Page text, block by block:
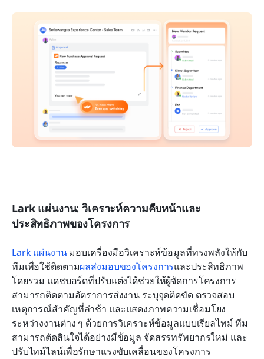
Lark แผ่นงาน: วิเคราะห์ความคืบหน้าและ
ประสิทธิภาพของโครงการ
Lark แผ่นงาน มอบเครื่องมือวิเคราะห์ข้อมูลที่ทรงพลังให้กับ
ทีมเพื่อใช้ติดตามผลส่งมอบของโครงการและประสิทธิภาพ
โดยรวม แดชบอร์ดที่ปรับแต่งได้ช่วยให้ผู้จัดการโครงการ
สามารถติดตามอัตราการส่งงาน ระบุจุดติดขัด ตรวจสอบ
เหตุการณ์สำคัญที่ล่าช้า และแสดงภาพความเชื่อมโยง
ระหว่างงานต่าง ๆ ด้วยการวิเคราะห์ข้อมูลแบบเรียลไทม์ ทีม
สามารถตัดสินใจได้อย่างมีข้อมูล จัดสรรทรัพยากรใหม่ และ
ปรับไทม์ไลน์เพื่อรักษาแรงขับเคลื่อนของโครงการ